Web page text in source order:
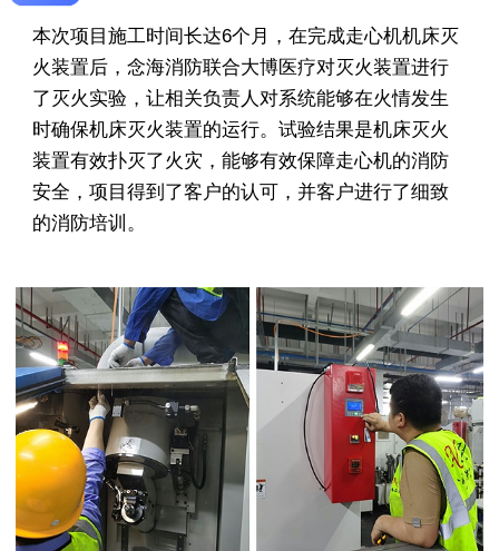
本次项目施工时间长达6个月，在完成走心机机床灭
火装置后，念海消防联合大博医疗对灭火装置进行
了灭火实验，让相关负责人对系统能够在火情发生
时确保机床灭火装置的运行。试验结果是机床灭火
装置有效扑灭了火灾，能够有效保障走心机的消防
安全，项目得到了客户的认可，并客户进行了细致
的消防培训。